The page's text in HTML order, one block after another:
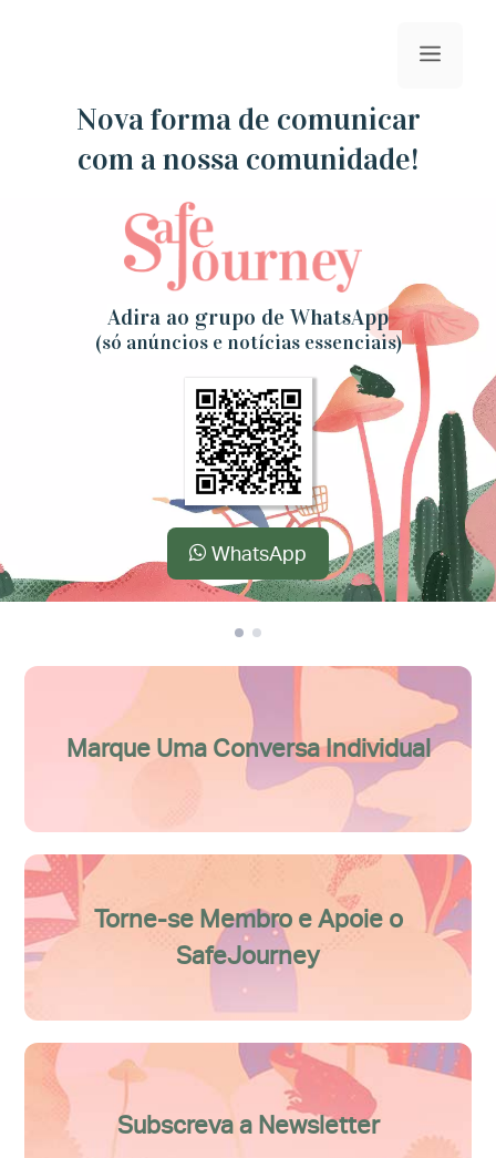
conteúdo
menu
Nova forma de comunicar
com a nossa comunidade!
Adira ao grupo de WhatsApp
(só anúncios e notícias essenciais)
WhatsApp
Marque Uma Conversa Individual
Torne-se Membro e Apoie o
SafeJourney
Subscreva a Newsletter